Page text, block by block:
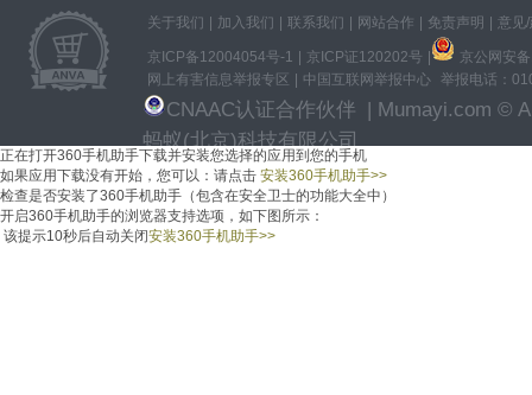
关于我们 加入我们 联系我们 网站合作 免责声明
意见
京ICP备12004054号-1 | 京ICP证120202号 |
京公网安
网上有害信息举报专区
中国互联网举报中心 举报电话：
CNAAC认证合作伙伴 | Mumayi.com ©
蚂蚁(北京)科技有限公司
正在打开360手机助手下载并安装您选择的应用到您的手机
如果应用下载没有开始， 您可以： 请点击 安装360手机助手>>
检查是否安装了360手机助手（包含在安全卫士的功能大全中）
开启360手机助手的浏览器支持选项，如下图所示：
该提示10秒后自动关闭安装360手机助手>>